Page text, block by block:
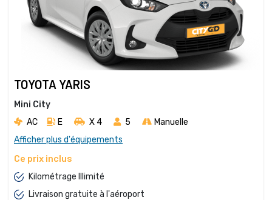
TOYOTA YARIS
Mini City
AC
E X 4 5
Manuelle
Afficher plus d'équipements
Ce prix inclus
Kilométrage Illimité
Livraison gratuite à l'aéroport